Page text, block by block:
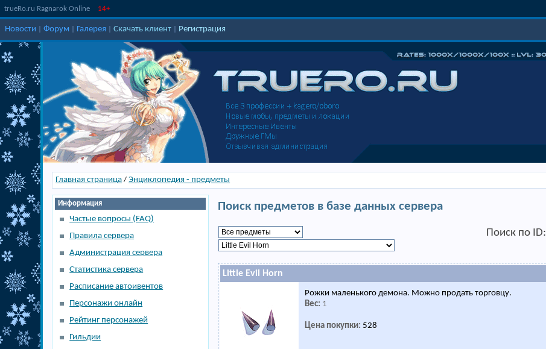
trueRo.ru Ragnarok Online 14+
Новости Форум Галерея Скачать клиент Регистрация
Главная страница /Энциклопедия - предметы
Информация
Частые вопросы (FAQ)
Правила сервера
Администрация сервера
Статистика сервера
Расписание автоивентов
Персонажи онлайн
Рейтинг персонажей
Гильдии
Поиск предметов в базе данных сервера
Поиск по ID:
Little Evil Horn
Рожки маленького демона. Можно продать торговцу.
Вес: 1
Цена покупки: 528